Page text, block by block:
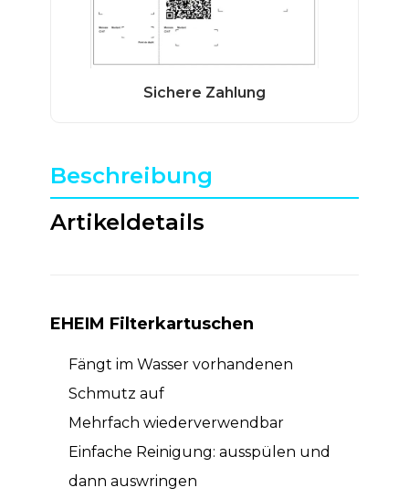
Beschreibung
Artikeldetails
EHEIM Filterkartuschen
Fängt im Wasser vorhandenen
Schmutz auf
Mehrfach wiederverwendbar
Einfache Reinigung: ausspülen und
dann auswringen